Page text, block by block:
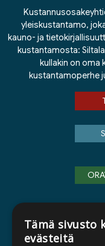
yleiskustantamo,
kauno- ja
kustantamosta:
kullakin on oma
kustantamoperhe
Tämä sivusto
evästeitä